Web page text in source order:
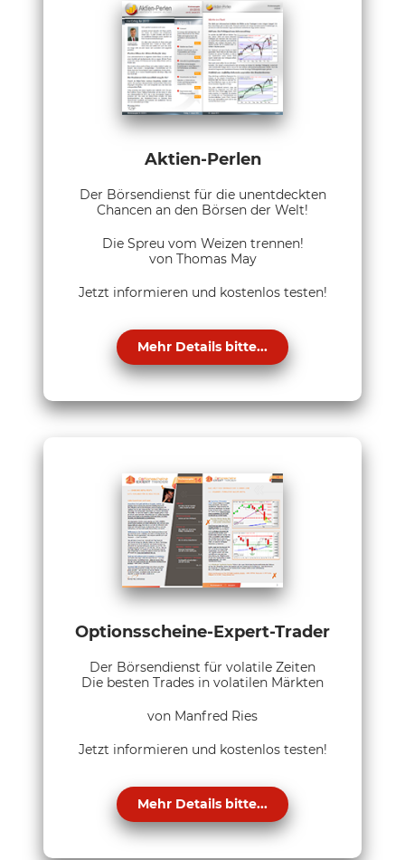
Aktien-Perlen
Der Börsendienst für die unentdeckten
Chancen an den Börsen der Welt!
Die Spreu vom Weizen trennen!
von Thomas May
Jetzt informieren und kostenlos testen!
Mehr Details bitte...
Optionsscheine-Expert-Trader
Der Börsendienst für volatile Zeiten
Die besten Trades in volatilen Märkten
von Manfred Ries
Jetzt informieren und kostenlos testen!
Mehr Details bitte...